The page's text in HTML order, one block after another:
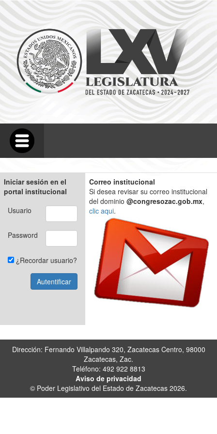
Iniciar sesión en el
portal institucional
Usuario
Password
¿Recordar usuario?
Correo institucional
Si desea revisar su correo institucional
del dominio @congresozac.gob.mx,
clic aqui.
Dirección: Fernando Villalpando 320, Zacatecas Centro, 98000
Zacatecas, Zac.
Teléfono: 492 922 8813
Aviso de privacidad
© Poder Legislativo del Estado de Zacatecas 2026.